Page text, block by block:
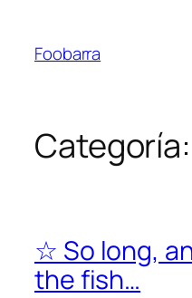
contenido
Foobarra
Categoría:
☆ So long,
the fish…